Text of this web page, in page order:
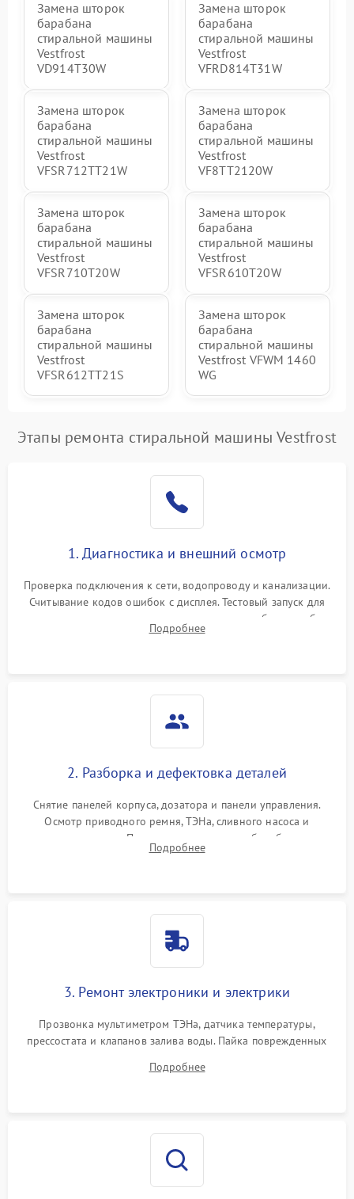
Замена шторок
барабана
стиральной машины
Vestfrost
VD914T30W
Замена шторок
барабана
стиральной машины
Vestfrost
VFRD814T31W
Замена шторок
барабана
стиральной машины
Vestfrost
VFSR712TT21W
Замена шторок
барабана
стиральной машины
Vestfrost
VF8TT2120W
Замена шторок
барабана
стиральной машины
Vestfrost
VFSR710T20W
Замена шторок
барабана
стиральной машины
Vestfrost
VFSR610T20W
Замена шторок
барабана
стиральной машины
Vestfrost
VFSR612TT21S
Замена шторок
барабана
стиральной машины
Vestfrost VFWM 1460
WG
Этапы ремонта стиральной машины Vestfrost
1. Диагностика и внешний осмотр
Проверка подключения к сети, водопроводу и канализации.
Считывание кодов ошибок с дисплея. Тестовый запуск для
выявления посторонних шумов, протечек или сбоев в работе
электронного модуля управления.
Подробнее
2. Разборка и дефектовка деталей
Снятие панелей корпуса, дозатора и панели управления.
Осмотр приводного ремня, ТЭНа, сливного насоса и
амортизаторов. Проверка подшипников барабана и
крестовины на износ, а манжеты люка на разрывы.
Подробнее
3. Ремонт электроники и электрики
Прозвонка мультиметром ТЭНа, датчика температуры,
прессостата и клапанов залива воды. Пайка поврежденных
Восстановление целостности проводки и контактов.
Подробнее